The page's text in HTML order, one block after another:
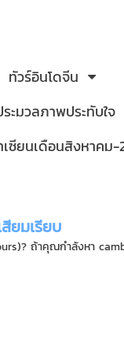
ทัวร์อินโดจีน
ะมวลภาพประทับใจ
เซียนเดือนสิงหาคม
ยมเรียบ
ถ้าคุณกำลังหา